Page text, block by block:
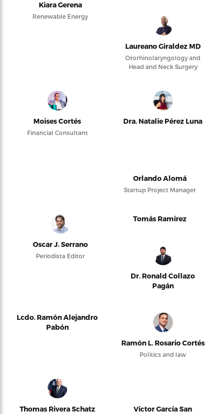
Kiara Gerena
Renewable Energy
Laureano Giraldez MD
Otorhinolaryngology and
Head and Neck Surgery
Moises Cortés
Financial Consultant
Dra. Natalie Pérez Luna
Orlando Alomá
Startup Project Manager
Oscar J. Serrano
Periodista Editor
Tomás Ramírez
Dr. Ronald Collazo
Pagán
Lcdo. Ramón Alejandro
Pabón
Ramón L. Rosario Cortés
Politics and law
Thomas Rivera Schatz
Víctor García San